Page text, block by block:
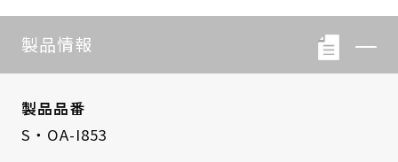
製品情報
製品品番
S・OA-I853